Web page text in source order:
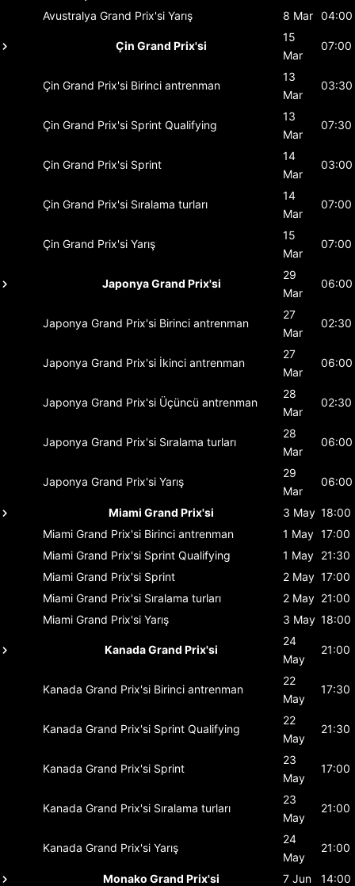
Avustralya Grand Prix'si Yarış 8 Mar 04:00
Çin Grand Prix'si
15
Mar
07:00
Çin Grand Prix'si Birinci antrenman
13
Mar
03:30
Çin Grand Prix'si Sprint Qualifying
13
Mar
07:30
Çin Grand Prix'si Sprint
14
Mar
03:00
Çin Grand Prix'si Sıralama turları
14
Mar
07:00
Çin Grand Prix'si Yarış
15
Mar
07:00
Japonya Grand Prix'si
29
Mar
06:00
Japonya Grand Prix'si Birinci antrenman
27
Mar
02:30
Japonya Grand Prix'si İkinci antrenman
27
Mar
06:00
Japonya Grand Prix'si Üçüncü antrenman
28
Mar
02:30
Japonya Grand Prix'si Sıralama turları
28
Mar
06:00
Japonya Grand Prix'si Yarış
29
Mar
06:00
Miami Grand Prix'si 3 May 18:00
Miami Grand Prix'si Birinci antrenman 1 May 17:00
Miami Grand Prix'si Sprint Qualifying 1 May 21:30
Miami Grand Prix'si Sprint 2 May 17:00
Miami Grand Prix'si Sıralama turları 2 May 21:00
Miami Grand Prix'si Yarış 3 May 18:00
Kanada Grand Prix'si
24
May
21:00
Kanada Grand Prix'si Birinci antrenman
22
May
17:30
Kanada Grand Prix'si Sprint Qualifying
22
May
21:30
Kanada Grand Prix'si Sprint
23
May
17:00
Kanada Grand Prix'si Sıralama turları
23
May
21:00
Kanada Grand Prix'si Yarış
24
May
21:00
Monako Grand Prix'si 7 Jun
14:00